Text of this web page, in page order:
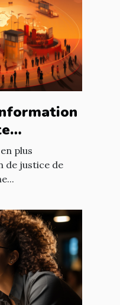
et
plus
de justice de